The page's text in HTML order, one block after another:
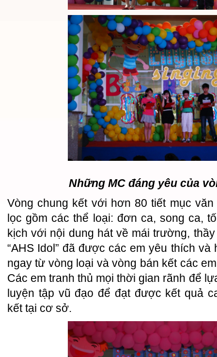
Những MC đáng yêu của
Vòng chung kết với hơn 80 tiết mục
lọc gồm các thể loại: đơn ca, song ca,
kịch với nội dung hát về mái trường,
“AHS Idol” đã được các em yêu thích
ngay từ vòng loại và vòng bán kết các
Các em tranh thủ mọi thời gian rãnh để
luyện tập vũ đạo để đạt được kết quả
kết tại cơ sở.